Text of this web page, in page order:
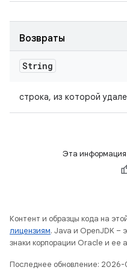
Возвраты
String
строка, из которой
Эта информация
Контент и образцы кода на
лицензиям. Java и OpenJDK –
знаки корпорации Oracle и ее
Последнее обновление: 2026-